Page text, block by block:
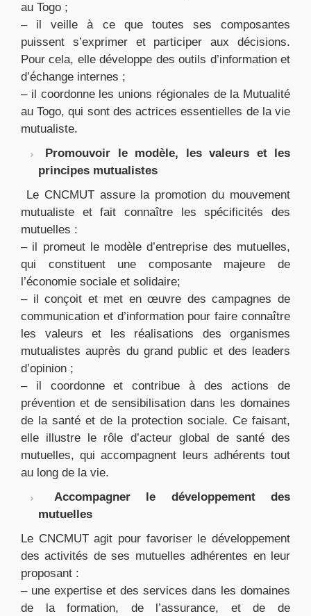
au Togo ;
– il veille à ce que toutes ses composantes
puissent s’exprimer et participer aux décisions.
Pour cela, elle développe des outils d’information et
d’échange internes ;
– il coordonne les unions régionales de la Mutualité
au Togo, qui sont des actrices essentielles de la vie
mutualiste.
Promouvoir le modèle, les valeurs et les
principes mutualistes
Le CNCMUT assure la promotion du mouvement
mutualiste et fait connaître les spécificités des
mutuelles :
– il promeut le modèle d’entreprise des mutuelles,
qui constituent une composante majeure de
l’économie sociale et solidaire;
– il conçoit et met en œuvre des campagnes de
communication et d’information pour faire connaître
les valeurs et les réalisations des organismes
mutualistes auprès du grand public et des leaders
d’opinion ;
– il coordonne et contribue à des actions de
prévention et de sensibilisation dans les domaines
de la santé et de la protection sociale. Ce faisant,
elle illustre le rôle d’acteur global de santé des
mutuelles, qui accompagnent leurs adhérents tout
au long de la vie.
Accompagner le développement des
mutuelles
Le CNCMUT agit pour favoriser le développement
des activités de ses mutuelles adhérentes en leur
proposant :
– une expertise et des services dans les domaines
de la formation, de l’assurance, et de de